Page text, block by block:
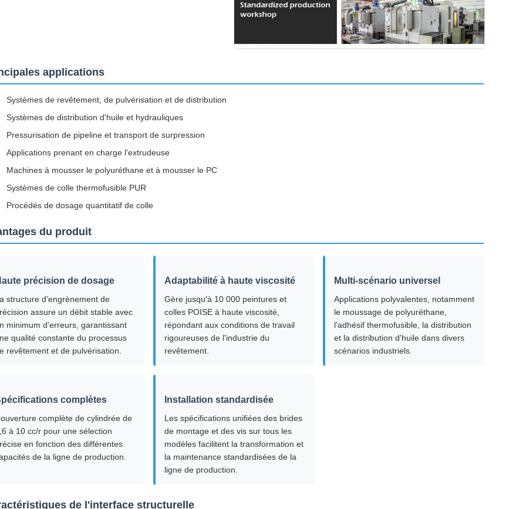
applications
Systèmes de revêtement, de pulvérisation et de distribution
Systèmes de distribution d'huile et hydrauliques
Pressurisation de pipeline et transport de surpression
Applications prenant en charge l'extrudeuse
Machines à mousser le polyuréthane et à mousser le PC
Systèmes de colle thermofusible PUR
Procédés de dosage quantitatif de colle
du produit
précision de dosage
structure d'engrènement de
assure un débit stable avec
minimum d'erreurs, garantissant
qualité constante du processus
revêtement et de pulvérisation.
Adaptabilité à haute viscosité
Gère jusqu'à 10 000 peintures et
colles POISE à haute viscosité,
répondant aux conditions de travail
rigoureuses de l'industrie du
revêtement.
Multi-scénario universel
Applications polyvalentes, notamment
le moussage de polyuréthane,
l'adhésif thermofusible, la distribution
et la distribution d'huile dans divers
scénarios industriels.
complètes
complète de cylindrée de
à 10 cc/r pour une sélection
en fonction des différentes
de la ligne de production.
Installation standardisée
Les spécifications unifiées des brides
de montage et des vis sur tous les
modèles facilitent la transformation et
la maintenance standardisées de la
ligne de production.
de l'interface structurelle